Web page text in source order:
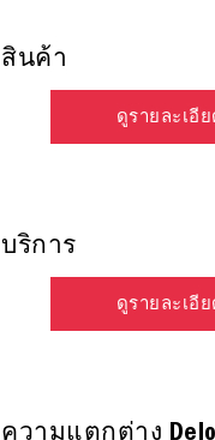
สินค้า
ดูรายละเอีย
บริการ
ดูรายละเอีย